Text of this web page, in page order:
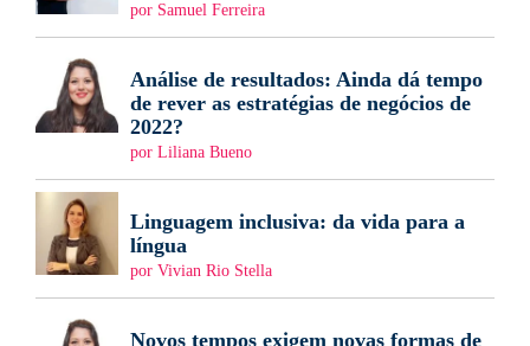
por Samuel Ferreira
Análise de resultados: Ainda dá tempo
de rever as estratégias de negócios de
2022?
por Liliana Bueno
Linguagem inclusiva: da vida para a
língua
por Vivian Rio Stella
Novos tempos exigem novas formas de